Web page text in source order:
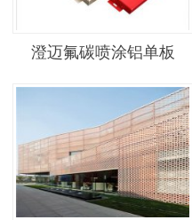
澄迈氟碳喷涂铝单板